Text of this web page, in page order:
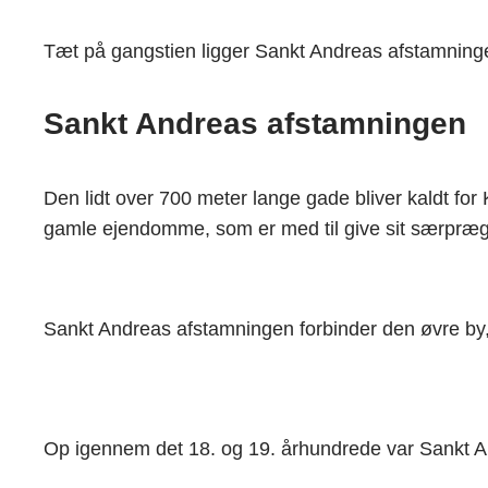
Tæt på gangstien ligger Sankt Andreas
Sankt Andreas afstamningen
Den lidt over 700 meter lange gade bliver kaldt
gamle ejendomme, som er med til give sit
Sankt Andreas afstamningen forbinder den øvre
Op igennem det 18. og 19. århundrede var